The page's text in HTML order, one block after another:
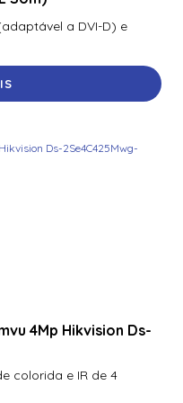
Expansão Para
Vertx Evo™
De Proximidade R10
De Proximidade R10
a DVI-D) e
4Mp Hikvision Ds-
colorida e IR de 4